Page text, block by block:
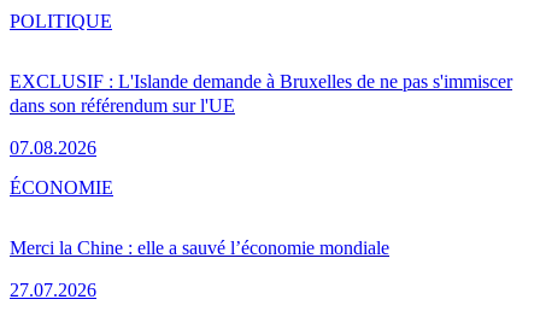
EXCLUSIF : L'Islande demande à Bruxelles de ne pas s'immiscer
dans son référendum sur l'UE
07.08.2026
POLITIQUE
Merci la Chine : elle a sauvé l’économie mondiale
27.07.2026
ÉCONOMIE